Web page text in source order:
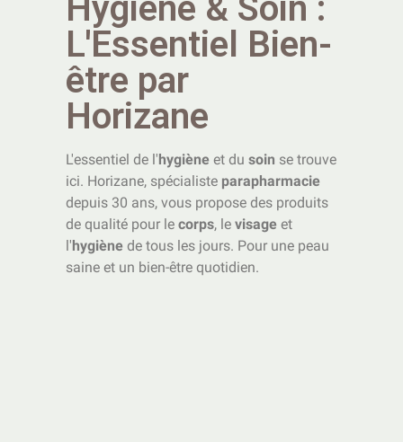
Hygiène & Soin :
L'Essentiel Bien-
être par
Horizane
L'essentiel de l'hygièneet du soin se trouve
ici. Horizane, spécialiste parapharmacie
depuis 30 ans, vous propose des produits
de qualité pour le corps, le visageet
l'hygiènede tous les jours. Pour une peau
saine et un bien-être quotidien.